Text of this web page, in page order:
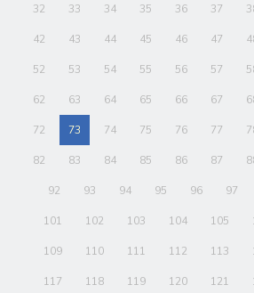
32 33 34 35 36 37
42 43 44 45 46 47
52 53 54 55 56 57
62 63 64 65 66 67
72 73 74 75 76 77
82 83 84 85 86 87
92 93 94 95 96 97
101 102 103 104 105
109 110 111 112 113
117 118 119 120 121